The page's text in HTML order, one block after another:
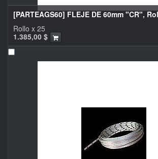
[PARTEAGS60] FLEJE DE 60mm "CR",
1.385,00 $
Rollo x 25